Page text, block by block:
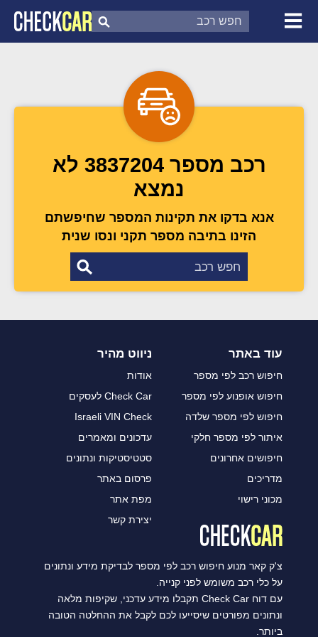
צ'ק קאר
דוח בדיקת רכב
רכב מספר 3837204 לא
נמצא
אנא בדקו את תקינות המספר שחיפשתם
הזינו בתיבה מספר תקני ונסו שנית
עוד באתר
חיפוש רכב לפי מספר
חיפוש אופנוע לפי מספר
חיפוש לפי מספר שלדה
איתור לפי מספר חלקי
חיפושים אחרונים
מדריכים
מכוני רישוי
ניווט מהיר
אודות
Check Car לעסקים
Israeli VIN Check
עדכונים ומאמרים
סטטיסטיקות ונתונים
פרסום באתר
מפת אתר
יצירת קשר
צ'ק קאר מנוע חיפוש רכב לפי מספר לבדיקת מידע ונתונים
על כלי רכב משומש לפני קנייה.
עם דוח Check Car תקבלו מידע עדכני, שקיפות מלאה
ונתונים מפורטים שיסייעו לכם לקבל את ההחלטה הטובה
ביותר.